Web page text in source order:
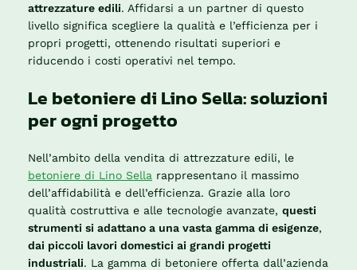
attrezzature edili. Affidarsi a un partner di questo
livello significa scegliere la qualità e l’efficienza per i
propri progetti, ottenendo risultati superiori e
riducendo i costi operativi nel tempo.
Le betoniere di Lino Sella: soluzioni
per ogni progetto
Nell’ambito della vendita di attrezzature edili, le
betoniere di Lino Sella rappresentano il massimo
dell’affidabilità e dell’efficienza. Grazie alla loro
qualità costruttiva e alle tecnologie avanzate, questi
strumenti si adattano a una vasta gamma di esigenze,
dai piccoli lavori domestici ai grandi progetti
industriali. La gamma di betoniere offerta dall’azienda